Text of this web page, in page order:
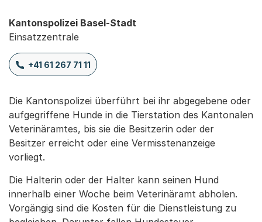
Kantonspolizei Basel-Stadt
Einsatzzentrale
+41 61 267 71 11
Die Kantonspolizei überführt bei ihr abgegebene oder
aufgegriffene Hunde in die Tierstation des Kantonalen
Veterinäramtes, bis sie die Besitzerin oder der
Besitzer erreicht oder eine Vermisstenanzeige
vorliegt.
Die Halterin oder der Halter kann seinen Hund
innerhalb einer Woche beim Veterinäramt abholen.
Vorgängig sind die Kosten für die Dienstleistung zu